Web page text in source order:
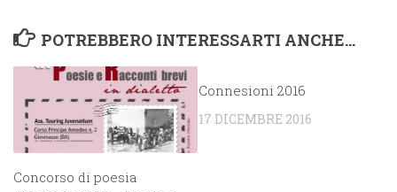
POTREBBERO INTERESSARTI ANCHE...
Concorso di poesia
Connesioni 2016
17 DICEMBRE 2016